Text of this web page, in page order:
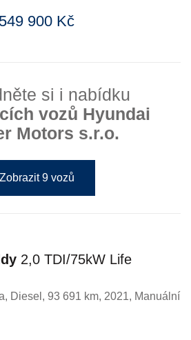
549 900 Kč
si i nabídku
vozů Hyundai
Motors s.r.o.
Zobrazit 9 vozů
2,0 TDI/75kW Life
, Diesel , 93 691 km, 2021, Manuální